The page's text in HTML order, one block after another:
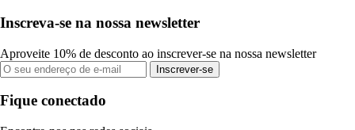
Inscreva-se na nossa newsletter
Aproveite 10% de desconto ao inscrever-se na nossa newsletter
Inscrever-se
Fique conectado